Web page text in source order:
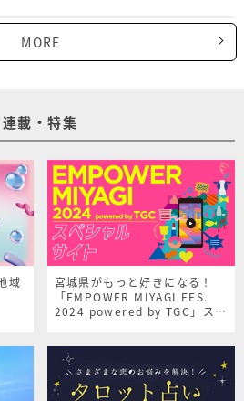
MORE
連載・特集
域
宮城県がもっと好きになる！
「EMPOWER MIYAGI FES.
2024 powered by TGC」スペ